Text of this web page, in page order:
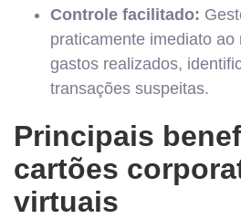
Controle facilitado:
praticamente imediato
gastos realizados,
transações suspeitas.
Principais
cartões
virtuais